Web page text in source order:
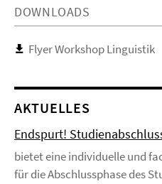
DOWNLOADS
Flyer Workshop Linguistik
AKTUELLES
Endspurt!
bietet eine individuelle und
für die Abschlussphase des